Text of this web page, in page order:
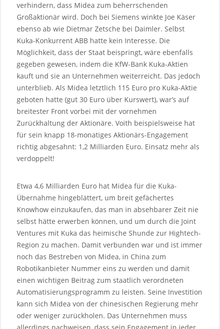
verhindern, dass Midea zum beherrschenden
Großaktionär wird. Doch bei Siemens winkte Joe Käser
ebenso ab wie Dietmar Zetsche bei Daimler. Selbst
Kuka-Konkurrent ABB hatte kein Interesse. Die
Möglichkeit, dass der Staat beispringt, wäre ebenfalls
gegeben gewesen, indem die KfW-Bank Kuka-Aktien
kauft und sie an Unternehmen weiterreicht. Das jedoch
unterblieb. Als Midea letztlich 115 Euro pro Kuka-Aktie
geboten hatte (gut 30 Euro über Kurswert), war’s auf
breitester Front vorbei mit der vornehmen
Zurückhaltung der Aktionäre. Voith beispielsweise hat
für sein knapp 18-monatiges Aktionärs-Engagement
richtig abgesahnt: 1,2 Milliarden Euro. Einsatz mehr als
verdoppelt!
Etwa 4,6 Milliarden Euro hat Midea für die Kuka-
Übernahme hingeblättert, um breit gefächertes
Knowhow einzukaufen, das man in absehbarer Zeit nie
selbst hätte erwerben können, und um durch die Joint
Ventures mit Kuka das heimische Shunde zur Hightech-
Region zu machen. Damit verbunden war und ist immer
noch das Bestreben von Midea, in China zum
Robotikanbieter Nummer eins zu werden und damit
einen wichtigen Beitrag zum staatlich verordneten
Automatisierungsprogramm zu leisten. Seine Investition
kann sich Midea von der chinesischen Regierung mehr
oder weniger zurückholen. Das Unternehmen muss